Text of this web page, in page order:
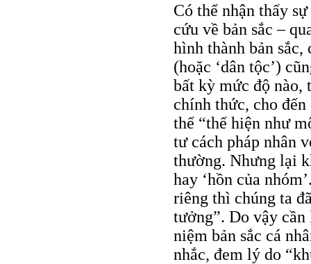
Có thể nhận thấy
cứu về bản sắc –
hình thành bản
(hoặc ‘dân tộc’)
bất kỳ mức độ nào,
chính thức, cho
thể “thể hiện như
tư cách pháp nhân
thường. Nhưng lại
hay ‘hồn của
riêng thì chúng ta
tưởng”. Do vậy
niệm bản sắc cá
nhắc, đem lý do